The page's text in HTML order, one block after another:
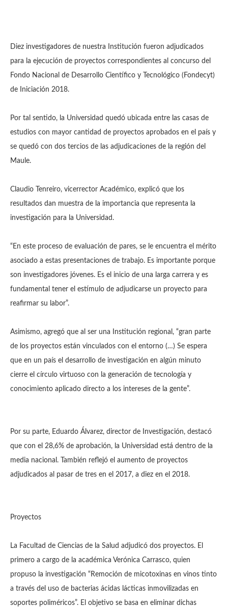
Diez investigadores de nuestra Institución fueron adjudicados
para la ejecución de proyectos correspondientes al concurso del
Fondo Nacional de Desarrollo Científico y Tecnológico (Fondecyt)
de Iniciación 2018.
Por tal sentido, la Universidad quedó ubicada entre las casas de
estudios con mayor cantidad de proyectos aprobados en el país y
se quedó con dos tercios de las adjudicaciones de la región del
Maule.
Claudio Tenreiro, vicerrector Académico, explicó que los
resultados dan muestra de la importancia que representa la
investigación para la Universidad.
“En este proceso de evaluación de pares, se le encuentra el mérito
asociado a estas presentaciones de trabajo. Es importante porque
son investigadores jóvenes. Es el inicio de una larga carrera y es
fundamental tener el estímulo de adjudicarse un proyecto para
reafirmar su labor”.
Asimismo, agregó que al ser una Institución regional, “gran parte
de los proyectos están vinculados con el entorno (…) Se espera
que en un país el desarrollo de investigación en algún minuto
cierre el círculo virtuoso con la generación de tecnología y
conocimiento aplicado directo a los intereses de la gente”.
Por su parte, Eduardo Álvarez, director de Investigación, destacó
que con el 28,6% de aprobación, la Universidad está dentro de la
media nacional. También reflejó el aumento de proyectos
adjudicados al pasar de tres en el 2017, a diez en el 2018.
Proyectos
La Facultad de Ciencias de la Salud adjudicó dos proyectos. El
primero a cargo de la académica Verónica Carrasco, quien
propuso la investigación “Remoción de micotoxinas en vinos tinto
a través del uso de bacterias ácidas lácticas inmovilizadas en
soportes poliméricos”. El objetivo se basa en eliminar dichas